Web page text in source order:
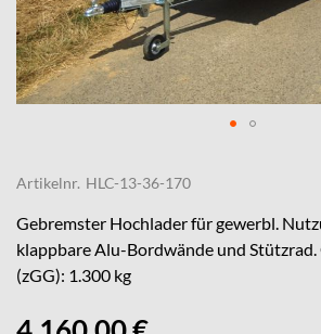
the
beginning
of
the
images
Artikelnr. HLC-13-36-170
Gebremster Hochlader für gewerbl.
klappbare Alu-Bordwände und
(zGG): 1.300 kg